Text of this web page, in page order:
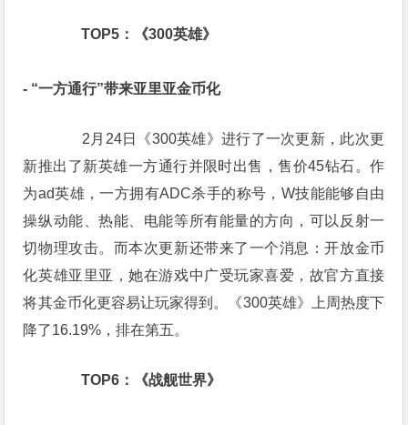
TOP5：《300英雄》
- “一方通行”带来亚里亚金币化
2月24日《300英雄》进行了一次更新，此次更
新推出了新英雄一方通行并限时出售，售价45钻石。作
为ad英雄，一方拥有ADC杀手的称号，W技能能够自由
操纵动能、热能、电能等所有能量的方向，可以反射一
切物理攻击。而本次更新还带来了一个消息：开放金币
化英雄亚里亚，她在游戏中广受玩家喜爱，故官方直接
将其金币化更容易让玩家得到。《300英雄》上周热度下
降了16.19%，排在第五。
TOP6：《战舰世界》